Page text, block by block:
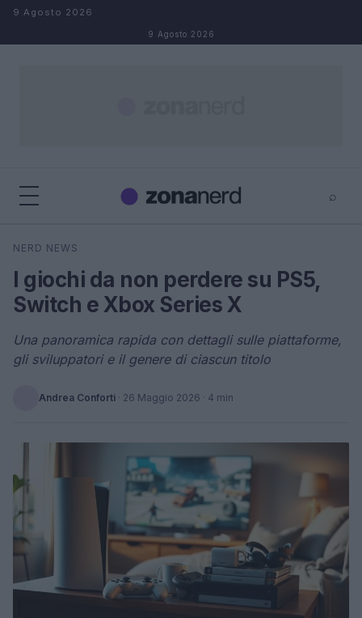
Salta al contenuto
9 Agosto 2026
9 Agosto 2026
⌕
Cerca
NERD NEWS
I giochi da non perdere su PS5,
Switch e Xbox Series X
Una panoramica rapida con dettagli sulle piattaforme,
gli sviluppatori e il genere di ciascun titolo
Andrea Conforti · 26 Maggio 2026 · 4 min